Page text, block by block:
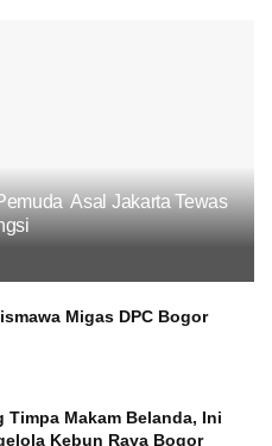
Asal Jakarta Tewas
Migas DPC Bogor
Timpa Makam Belanda, Ini
Kebun Raya Bogor